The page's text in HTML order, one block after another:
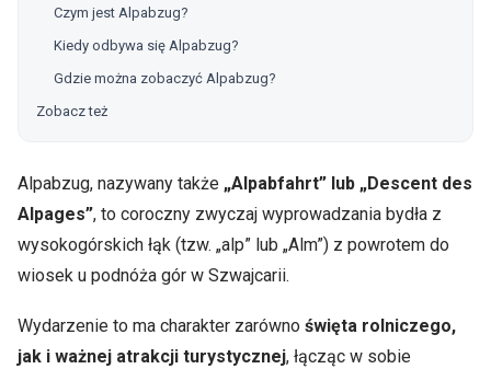
Czym jest Alpabzug?
Kiedy odbywa się Alpabzug?
Gdzie można zobaczyć Alpabzug?
Zobacz też
Alpabzug, nazywany także „Alpabfahrt” lub „Descent des
Alpages”, to coroczny zwyczaj wyprowadzania bydła z
wysokogórskich łąk (tzw. „alp” lub „Alm”) z powrotem do
wiosek u podnóża gór w Szwajcarii.
Wydarzenie to ma charakter zarówno święta rolniczego,
jak i ważnej atrakcji turystycznej, łącząc w sobie